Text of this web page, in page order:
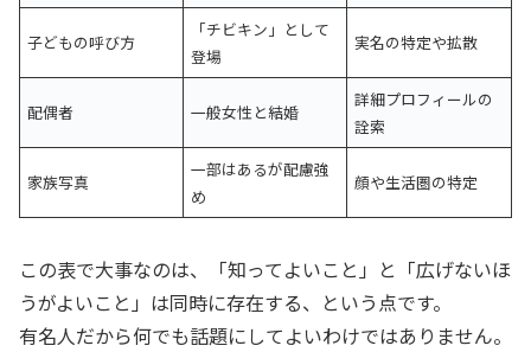
子どもの呼び方
「チビキン」として
登場
実名の特定や拡散
配偶者 一般女性と結婚
詳細プロフィールの
詮索
家族写真
一部はあるが配慮強
め
顔や生活圏の特定
この表で大事なのは、「知ってよいこと」と「広げないほ
うがよいこと」は同時に存在する、という点です。
有名人だから何でも話題にしてよいわけではありません。